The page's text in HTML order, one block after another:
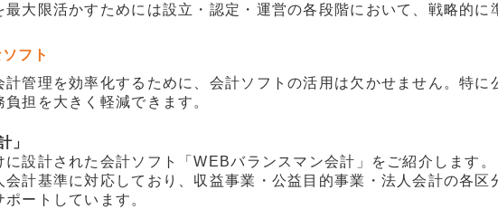
最大限活かすためには設立・認定・運営の各段階において、戦略的に
フト
管理を効率化するために、会計ソフトの活用は欠かせません。特
担を大きく軽減できます。
」
設計された会計ソフト「WEBバランスマン会計」をご紹介します。
会計基準に対応しており、収益事業・公益目的事業・法人会計の各
ートしています。